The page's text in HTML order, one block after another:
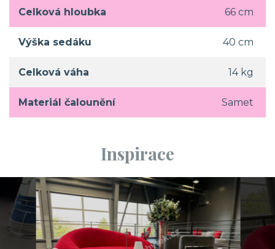
Celková hloubka 66 cm
Výška sedáku 40 cm
Celková váha 14 kg
Materiál čalounění Samet
Inspirace